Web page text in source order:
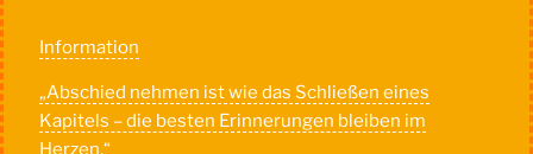
Information
„Abschied nehmen ist wie das Schließen eines
Kapitels – die besten Erinnerungen bleiben im
Herzen.“